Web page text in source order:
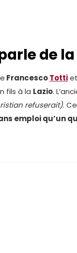
de la
FrancescoTottiet
fils à la Lazio.
refuserait).
emploi qu’un